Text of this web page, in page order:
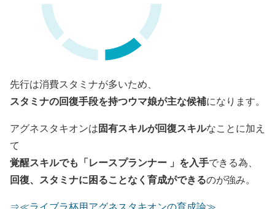
先行は消費スタミナが多いため、
スタミナの回復手段を持つウマ娘が主な候補になります。
アグネスタキオンは固有スキルが回復スキルなことに加え
て
覚醒スキルでも「レースプランナー 」を入手できる為、
回復、スタミナに困ることなく育成ができるのが強み。
⇒≪ライブラ杯用アグネスタキオンの育成論≫